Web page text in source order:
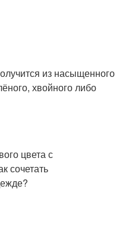
из насыщенного
хвойного либо